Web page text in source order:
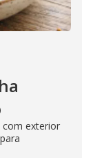
com exterior